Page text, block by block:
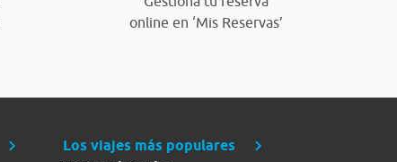
online en ‘Mis Reservas’
Los viajes más populares